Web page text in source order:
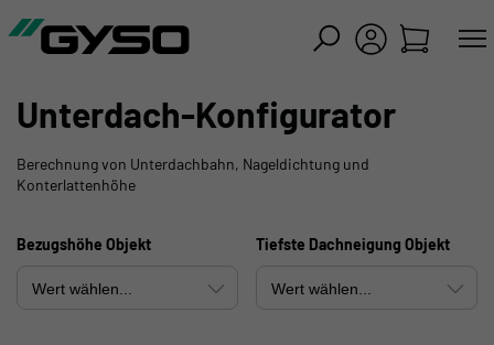
Unterdach-Konfigurator
Berechnung von Unterdachbahn, Nageldichtung und
Konterlattenhöhe
Bezugshöhe Objekt Tiefste Dachneigung Objekt